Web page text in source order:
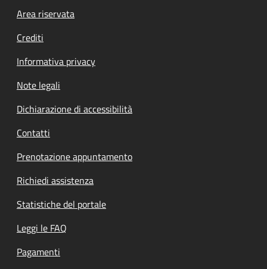
Footer menu
Area riservata
Crediti
Informativa privacy
Note legali
Dichiarazione di accessibilità
Contatti
Prenotazione appuntamento
Richiedi assistenza
Statistiche del portale
Leggi le FAQ
Pagamenti